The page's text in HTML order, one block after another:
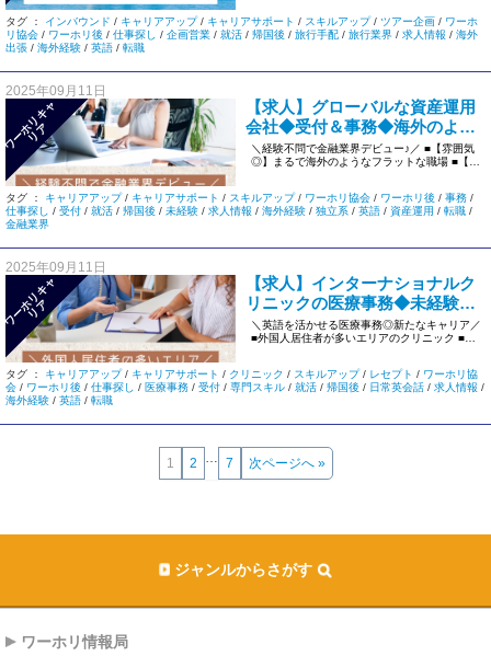
タグ ： インバウンド / キャリアアップ/ キャリアサポート / スキルアップ/ ツアー企画 / ワーホ
リ協会 / ワーホリ後 / 仕事探し / 企画営業 / 就活 / 帰国後 / 旅行手配 / 旅行業界 / 求人情報 / 海外
出張 / 海外経験 / 英語 / 転職
2025年09月11日
ワ
ー
ホ
リ
キ
ャ
リ
ア
【求人】グローバルな資産運用
会社◆受付＆事務◆海外のような
オフィス◎＜東京/正社員＞1140
＼経験不問で金融業界デビュー♪／ ■【雰囲気
◎】まるで海外のようなフラットな職場 ■【グ
タグ ： キャリアアップ/ キャリアサポート / スキルアップ/ ワーホリ協会 / ワーホリ後 / 事務 /
仕事探し / 受付 / 就活 / 帰国後 / 未経験 / 求人情報 / 海外経験 / 独立系 / 英語 / 資産運用 / 転職 /
金融業界
2025年09月11日
ワ
ー
ホ
リ
キ
ャ
リ
ア
【求人】インターナショナルク
リニックの医療事務◆未経験
OK◆外国人の多いエリアで働く
＜東京/正社員＞1170
＼英語を活かせる医療事務◎新たなキャリア／
■外国人居住者が多いエリアのクリニック ■未
タグ ： キャリアアップ/ キャリアサポート / クリニック / スキルアップ/ レセプト / ワーホリ協
会 / ワーホリ後 / 仕事探し / 医療事務 / 受付 / 専門スキル / 就活 / 帰国後 / 日常英会話 / 求人情報 /
海外経験 / 英語 / 転職
1 2 7 次ページへ »
ジャンルからさがす
ワーホリ情報局